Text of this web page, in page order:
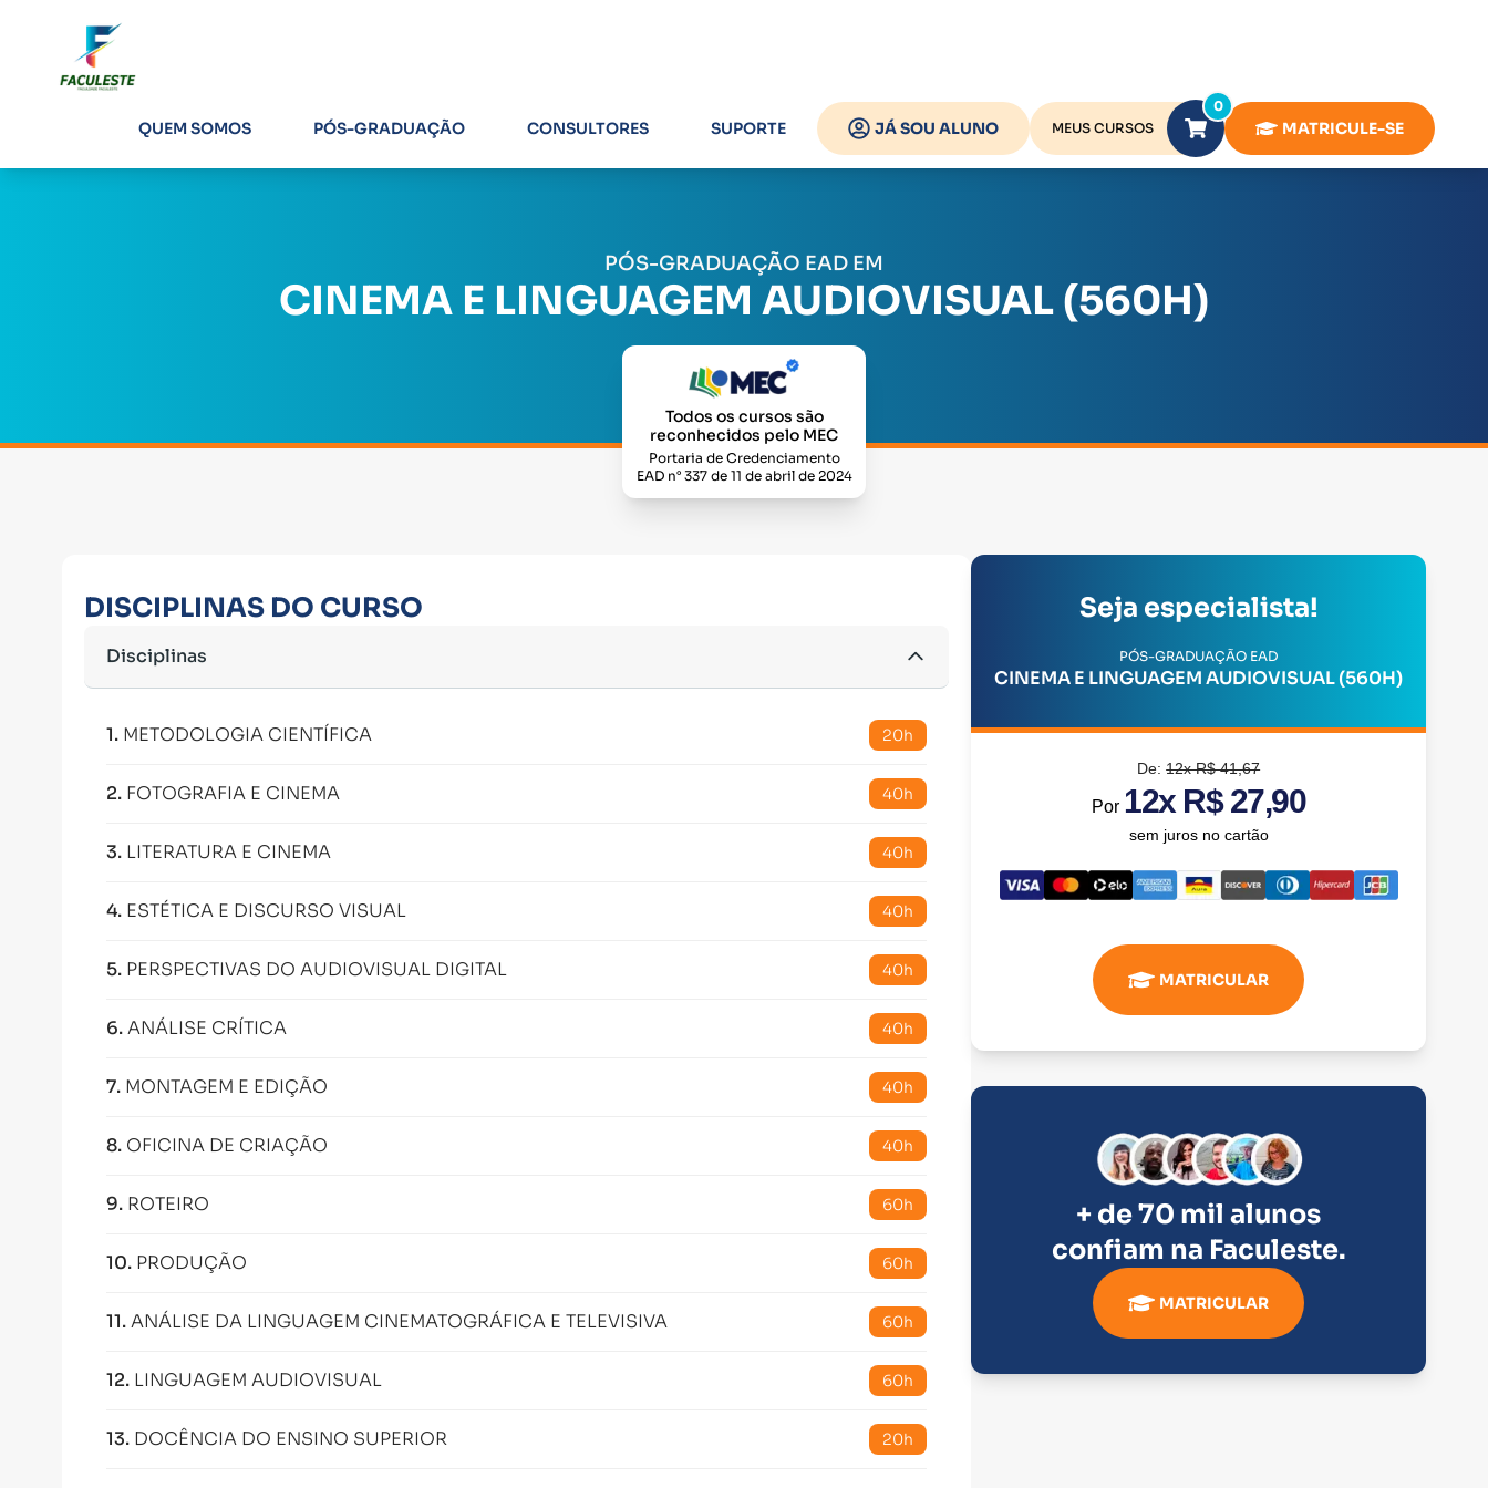
QUEM SOMOS PÓS-GRADUAÇÃO CONSULTORES SUPORTE JÁ SOU ALUNO MEUS CURSOS
0
MATRICULE-SE
PÓS-GRADUAÇÃO EAD EM
CINEMA E LINGUAGEM AUDIOVISUAL (560H)
Todos os cursos são
reconhecidos pelo MEC
Portaria de Credenciamento
EAD n° 337 de 11 de abril de 2024
DISCIPLINAS DO CURSO
Disciplinas
1. METODOLOGIA CIENTÍFICA 20h
2. FOTOGRAFIA E CINEMA 40h
3. LITERATURA E CINEMA 40h
4. ESTÉTICA E DISCURSO VISUAL 40h
5. PERSPECTIVAS DO AUDIOVISUAL DIGITAL 40h
6.ANÁLISE CRÍTICA 40h
7. MONTAGEM E EDIÇÃO 40h
8. OFICINA DE CRIAÇÃO 40h
9. ROTEIRO 60h
10. PRODUÇÃO 60h
11.ANÁLISE DA LINGUAGEM CINEMATOGRÁFICA E TELEVISIVA 60h
12. LINGUAGEM AUDIOVISUAL 60h
13. DOCÊNCIA DO ENSINO SUPERIOR 20h
Seja especialista!
PÓS-GRADUAÇÃO EAD
CINEMA E LINGUAGEM AUDIOVISUAL (560H)
De:12x R$ 41,67
Por 12x R$ 27,90
sem juros no cartão
MATRICULAR
+ de 70 mil alunos
confiam na Faculeste.
MATRICULAR